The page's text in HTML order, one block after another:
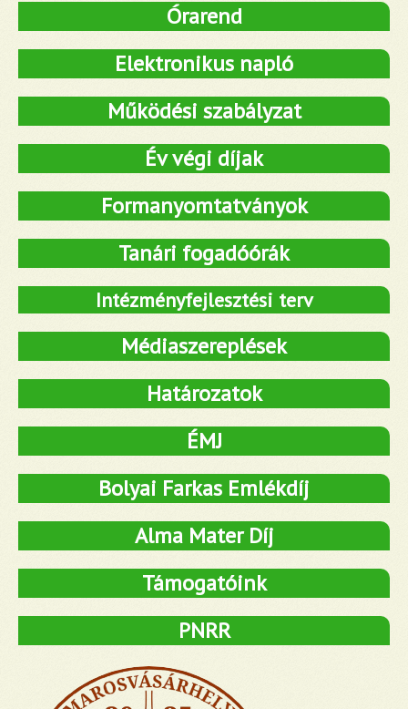
Órarend
Elektronikus napló
Működési szabályzat
Év végi díjak
Formanyomtatványok
Tanári fogadóórák
Intézményfejlesztési terv
Médiaszereplések
Határozatok
ÉMJ
Bolyai Farkas Emlékdíj
Alma Mater Díj
Támogatóink
PNRR